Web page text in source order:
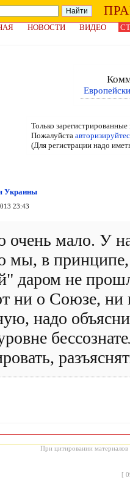
НОВОСТИ ВИДЕО
Только
Пожалуйста
(Для регистрации надо
Украины
23:43
мало. У
мы, в
даром не
ни о Союзе,
надо
При цитировании материалов
[